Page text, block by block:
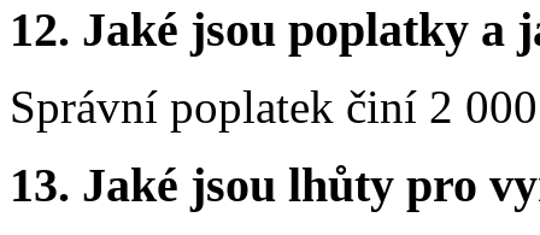
12. Jaké jsou poplatky a
Správní poplatek činí 2
13. Jaké jsou lhůty pro